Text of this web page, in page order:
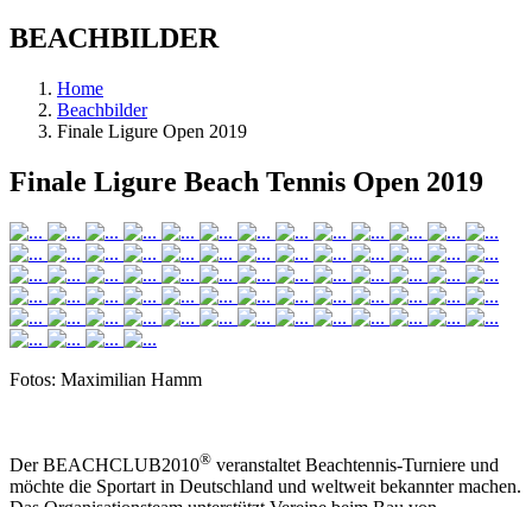
BEACHBILDER
Home
Beachbilder
Finale Ligure Open 2019
Finale Ligure Beach Tennis Open 2019
Fotos: Maximilian Hamm
Der BEACHCLUB2010® veranstaltet Beachtennis-Turniere und
möchte die Sportart in Deutschland und weltweit bekannter machen.